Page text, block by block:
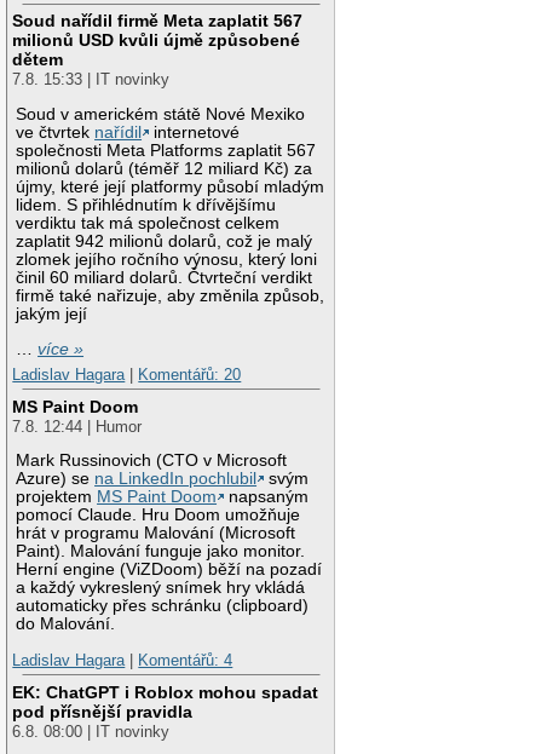
Soud nařídil firmě Meta zaplatit 567
milionů USD kvůli újmě způsobené
dětem
7.8. 15:33 | IT novinky
Soud v americkém státě Nové Mexiko
ve čtvrtek nařídil
internetové
společnosti Meta Platforms zaplatit 567
milionů dolarů (téměř 12 miliard Kč) za
újmy, které její platformy působí mladým
lidem. S přihlédnutím k dřívějšímu
verdiktu tak má společnost celkem
zaplatit 942 milionů dolarů, což je malý
zlomek jejího ročního výnosu, který loni
činil 60 miliard dolarů. Čtvrteční verdikt
firmě také nařizuje, aby změnila způsob,
jakým její
…více »
Ladislav Hagara| Komentářů: 20
MS Paint Doom
7.8. 12:44 | Humor
Mark Russinovich (CTO v Microsoft
Azure) se na LinkedIn pochlubil
svým
projektem MS Paint Doom
napsaným
pomocí Claude. Hru Doom umožňuje
hrát v programu Malování (Microsoft
Paint). Malování funguje jako monitor.
Herní engine (ViZDoom) běží na pozadí
a každý vykreslený snímek hry vkládá
automaticky přes schránku (clipboard)
do Malování.
Ladislav Hagara| Komentářů: 4
EK: ChatGPT i Roblox mohou spadat
pod přísnější pravidla
6.8. 08:00 | IT novinky